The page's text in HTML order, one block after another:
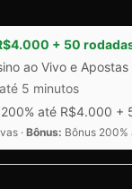
+ 50
ao Vivo e
5 minutos
até R$4.000
·Bônus: Bônus